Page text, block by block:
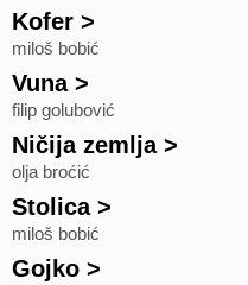
Kofer >
miloš bobić
Vuna>
filip golubović
Ničija zemlja>
olja broćić
Stolica>
miloš bobić
Gojko >